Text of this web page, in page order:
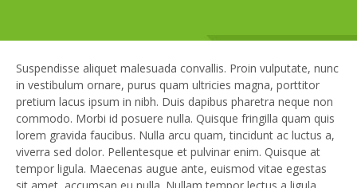
Suspendisse aliquet malesuada convallis. Proin vulputate, nunc
in vestibulum ornare, purus quam ultricies magna, porttitor
pretium lacus ipsum in nibh. Duis dapibus pharetra neque non
commodo. Morbi id posuere nulla. Quisque fringilla quam quis
lorem gravida faucibus. Nulla arcu quam, tincidunt ac luctus a,
viverra sed dolor. Pellentesque et pulvinar enim. Quisque at
tempor ligula. Maecenas augue ante, euismod vitae egestas